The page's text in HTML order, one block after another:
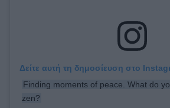
Δείτε αυτή τη δημοσίευση στο
Finding moments of peace. What do
zen?